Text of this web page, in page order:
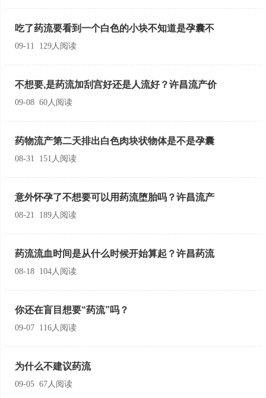
吃了药流要看到一个白色的小块不知道是孕囊不
09-11 129人阅读
不想要,是药流加刮宫好还是人流好？许昌流产价
09-08 60人阅读
药物流产第二天排出白色肉块状物体是不是孕囊
08-31 151人阅读
意外怀孕了不想要可以用药流堕胎吗？许昌流产
08-21 189人阅读
药流流血时间是从什么时候开始算起？许昌药流
08-18 104人阅读
你还在盲目想要“药流”吗？
09-07 116人阅读
为什么不建议药流
09-05 67人阅读